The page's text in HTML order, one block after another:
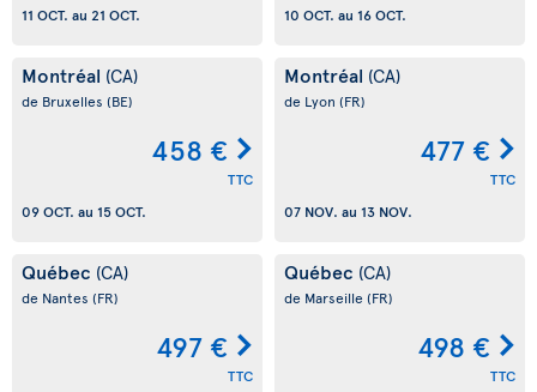
11 OCT. au 21 OCT.
10 OCT. au 16 OCT.
Montréal (CA)
de Bruxelles (BE)
458 €
TTC
09 OCT. au 15 OCT.
Montréal (CA)
de Lyon (FR)
477 €
TTC
07 NOV. au 13 NOV.
Québec (CA)
de Nantes (FR)
497 €
TTC
Québec (CA)
de Marseille (FR)
498 €
TTC